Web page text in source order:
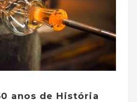
anos de História